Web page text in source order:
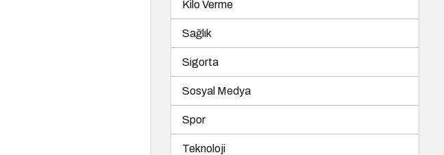
Kilo Verme
Sağlık
Sigorta
Sosyal Medya
Spor
Teknoloji